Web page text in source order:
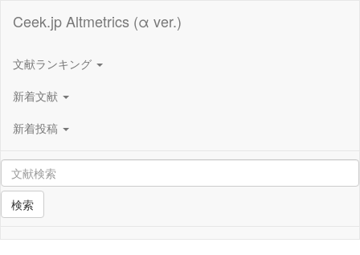
Ceek.jp Altmetrics (α ver.)
文献ランキング
新着文献
新着投稿
検索